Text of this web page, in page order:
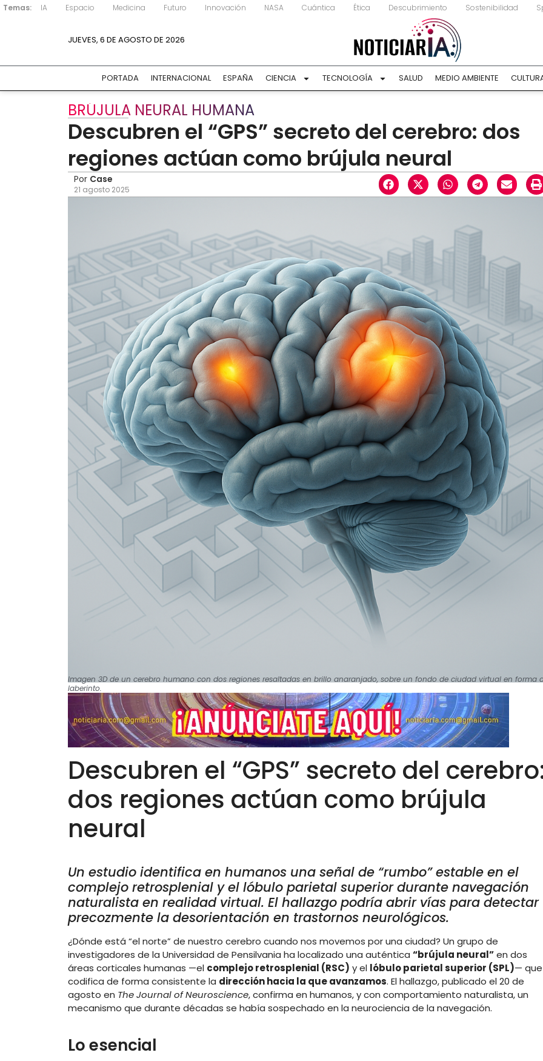
Temas: IA Espacio Medicina Futuro Innovación NASA Cuántica Ética Descubrimiento Sostenibilidad
JUEVES, 6 DE AGOSTO DE 2026
PORTADA INTERNACIONAL ESPAÑA CIENCIA TECNOLOGÍA SALUD MEDIO AMBIENTE
BRÚJULA NEURAL HUMANA
Descubren el “GPS” secreto del cerebro: dos
regiones actúan como brújula neural
Por Case
21 agosto 2025
Imagen 3D de un cerebro humano con dos regiones resaltadas en brillo anaranjado, sobre un fondo de ciudad virtual en forma
laberinto.
Descubren el “GPS” secreto del
dos regiones actúan como brújula
neural
Un estudio identifica en humanos una señal de “rumbo” estable en el
complejo retrosplenial y el lóbulo parietal superior durante navegación
naturalista en realidad virtual. El hallazgo podría abrir vías para detectar
precozmente la desorientación en trastornos neurológicos.
¿Dónde está “el norte” de nuestro cerebro cuando nos movemos por una ciudad? Un grupo de
investigadores de la Universidad de Pensilvania ha localizado una auténtica “brújula neural”en dos
áreas corticales humanas —el complejo retrosplenial (RSC) y el lóbulo parietal superior (SPL)— que
codifica de forma consistente la dirección hacia la que avanzamos. El hallazgo, publicado el 20 de
agosto en The Journal of Neuroscience, confirma en humanos, y con comportamiento naturalista, un
mecanismo que durante décadas se había sospechado en la neurociencia de la navegación.
Lo esencial